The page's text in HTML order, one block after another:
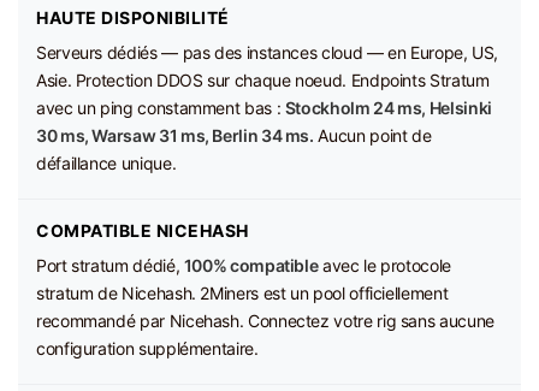
HAUTE DISPONIBILITÉ
Serveurs dédiés — pas des instances cloud — en Europe, US,
Asie. Protection DDOS sur chaque noeud. Endpoints Stratum
avec un ping constamment bas : Stockholm 24 ms, Helsinki
30 ms, Warsaw 31 ms, Berlin 34 ms. Aucun point de
défaillance unique.
COMPATIBLE NICEHASH
Port stratum dédié, 100% compatibleavec le protocole
stratum de Nicehash. 2Miners est un pool officiellement
recommandé par Nicehash. Connectez votre rig sans aucune
configuration supplémentaire.